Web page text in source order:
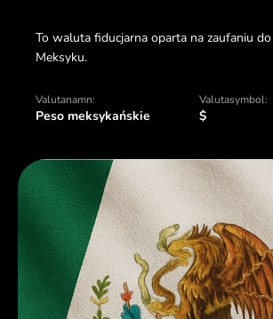
To waluta fiducjarna oparta na zaufaniu
Meksyku.
Valutanamn:
Peso meksykańskie
Valutasymbol:
$